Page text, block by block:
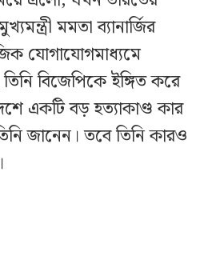
মমতা ব্যানার্জির
যোগাযোগমাধ্যমে
বিজেপিকে ইঙ্গিত করে
একটি বড় হত্যাকাণ্ড কার
জানেন। তবে তিনি কারও